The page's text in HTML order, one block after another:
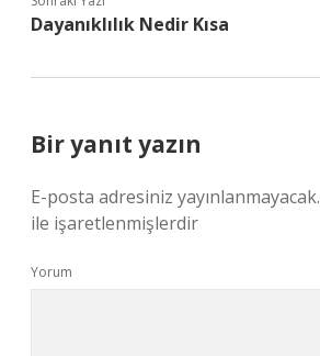
Dayanıklılık Nedir Kısa
Bir yanıt yazın
E-posta adresiniz yayınlanmayacak.
ile işaretlenmişlerdir
Yorum